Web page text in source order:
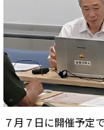
７月７日に開催予定